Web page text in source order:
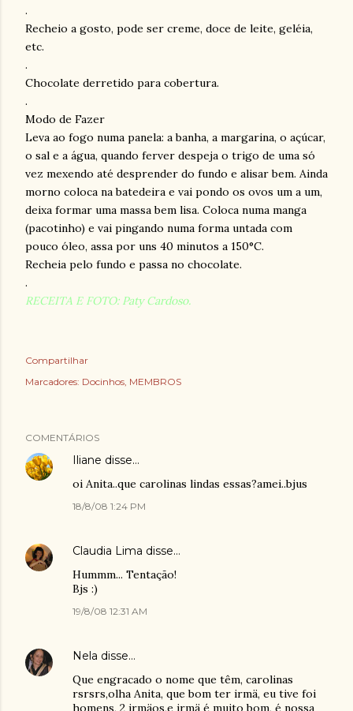
.
Recheio a gosto, pode ser creme, doce de leite, geléia,
etc.
.
Chocolate derretido para cobertura.
.
Modo de Fazer
Leva ao fogo numa panela: a banha, a margarina, o açúcar,
o sal e a água, quando ferver despeja o trigo de uma só
vez mexendo até desprender do fundo e alisar bem. Ainda
morno coloca na batedeira e vai pondo os ovos um a um,
deixa formar uma massa bem lisa. Coloca numa manga
(pacotinho) e vai pingando numa forma untada com
pouco óleo, assa por uns 40 minutos a 150°C.
Recheia pelo fundo e passa no chocolate.
.
RECEITA E FOTO: Paty Cardoso.
Compartilhar
Marcadores: Docinhos MEMBROS
COMENTÁRIOS
Iliane disse…
oi Anita..que carolinas lindas essas?amei..bjus
18/8/08 1:24 PM
Claudia Lima disse…
Hummm... Tentação!
Bjs :)
19/8/08 12:31 AM
Nela disse…
Que engracado o nome que têm, carolinas
rsrsrs,olha Anita, que bom ter irmä, eu tive foi
homens, 2 irmäos,e irmä é muito bom, é nossa